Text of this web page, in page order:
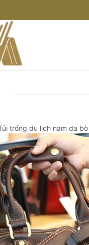
Đựng Laptop Macbook
13-14″ inch
15-16″ inch
bộ
nam da bò
trống du lịch nam da